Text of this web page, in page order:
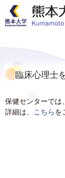
臨床心理士
保健センターでは
詳細は、 こちらを